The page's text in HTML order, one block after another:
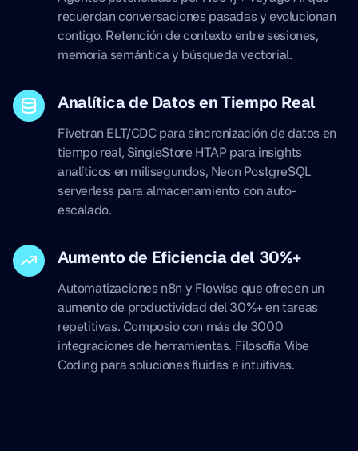
recuerdan conversaciones pasadas y evolucionan
contigo. Retención de contexto entre sesiones,
memoria semántica y búsqueda vectorial.
Analítica de Datos en Tiempo Real
Fivetran ELT/CDC para sincronización de datos en
tiempo real, SingleStore HTAP para insights
analíticos en milisegundos, Neon PostgreSQL
serverless para almacenamiento con auto-
escalado.
Aumento de Eficiencia del 30%+
Automatizaciones n8n y Flowise que ofrecen un
aumento de productividad del 30%+ en tareas
repetitivas. Composio con más de 3000
integraciones de herramientas. Filosofía Vibe
Coding para soluciones fluidas e intuitivas.